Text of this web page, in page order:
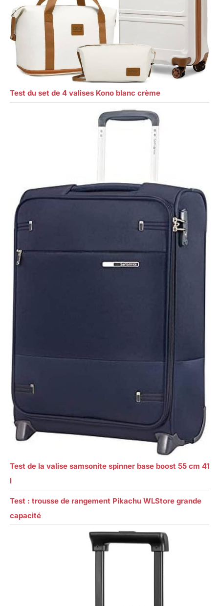
Test du set de 4 valises Kono blanc crème
Test de la valise samsonite spinner base boost 55 cm 41
l
Test : trousse de rangement Pikachu WLStore grande
capacité